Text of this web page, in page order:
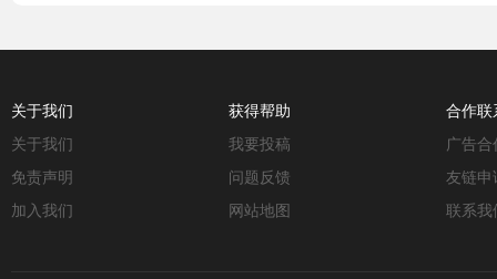
关于我们
关于我们
免责声明
加入我们
获得帮助
我要投稿
问题反馈
网站地图
合作联
广告合
友链申
联系我